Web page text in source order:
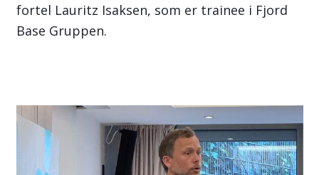
fortel Lauritz Isaksen, som er trainee i Fjord
Base Gruppen.